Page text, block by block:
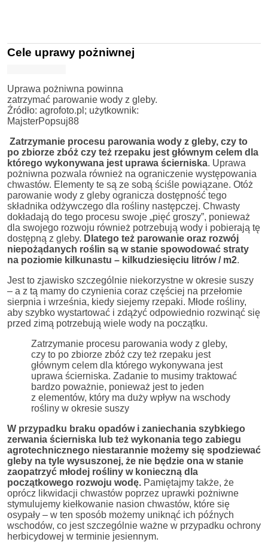
Cele uprawy pożniwnej
Uprawa pożniwna powinna
zatrzymać parowanie wody z gleby.
Źródło: agrofoto.pl; użytkownik:
MajsterPopsuj88
Zatrzymanie procesu parowania wody z gleby, czy to
po zbiorze zbóż czy też rzepaku jest głównym celem dla
którego wykonywana jest uprawa ścierniska. Uprawa
pożniwna pozwala również na ograniczenie występowania
chwastów. Elementy te są ze sobą ściśle powiązane. Otóż
parowanie wody z gleby ogranicza dostępność tego
składnika odżywczego dla rośliny następczej. Chwasty
dokładają do tego procesu swoje „pięć groszy”, ponieważ
dla swojego rozwoju również potrzebują wody i pobierają tę
dostępną z gleby. Dlatego też parowanie oraz rozwój
niepożądanych roślin są w stanie spowodować straty
na poziomie kilkunastu – kilkudziesięciu litrów / m2.
Jest to zjawisko szczególnie niekorzystne w okresie suszy
– a z tą mamy do czynienia coraz częściej na przełomie
sierpnia i września, kiedy siejemy rzepaki. Młode rośliny,
aby szybko wystartować i zdążyć odpowiednio rozwinąć się
przed zimą potrzebują wiele wody na początku.
Zatrzymanie procesu parowania wody z gleby,
czy to po zbiorze zbóż czy też rzepaku jest
głównym celem dla którego wykonywana jest
uprawa ścierniska. Zadanie to musimy traktować
bardzo poważnie, ponieważ jest to jeden
z elementów, który ma duży wpływ na wschody
rośliny w okresie suszy
W przypadku braku opadów i zaniechania szybkiego
zerwania ścierniska lub też wykonania tego zabiegu
agrotechnicznego niestarannie możemy się spodziewać
gleby na tyle wysuszonej, że nie będzie ona w stanie
zaopatrzyć młodej rośliny w konieczną dla
początkowego rozwoju wodę. Pamiętajmy także, że
oprócz likwidacji chwastów poprzez uprawki pożniwne
stymulujemy kiełkowanie nasion chwastów, które się
osypały – w ten sposób możemy uniknąć ich późnych
wschodów, co jest szczególnie ważne w przypadku ochrony
herbicydowej w terminie jesiennym.